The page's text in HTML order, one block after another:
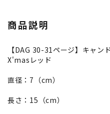
商品説明
【DAG 30-31ページ】キャン
X'masレッド
直径：7（cm）
長さ：15（cm）